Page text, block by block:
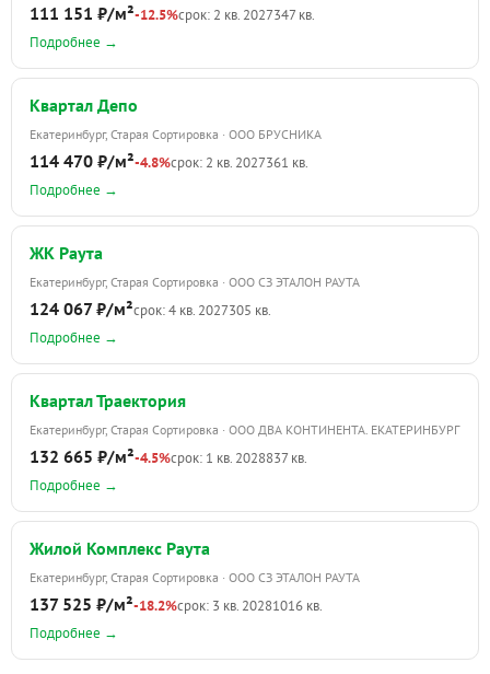
111 151 ₽/м²-12.5%срок: 2 кв. 2027347 кв.
Подробнее →
Квартал Депо
Екатеринбург, Старая Сортировка · ООО БРУСНИКА
114 470 ₽/м²-4.8%срок: 2 кв. 2027361 кв.
Подробнее →
ЖК Раута
Екатеринбург, Старая Сортировка · ООО СЗ ЭТАЛОН РАУТА
124 067 ₽/м²срок: 4 кв. 2027305 кв.
Подробнее →
Квартал Траектория
Екатеринбург, Старая Сортировка · ООО ДВА КОНТИНЕНТА. ЕКАТЕРИНБУРГ
132 665 ₽/м²-4.5%срок: 1 кв. 2028837 кв.
Подробнее →
Жилой Комплекс Раута
Екатеринбург, Старая Сортировка · ООО СЗ ЭТАЛОН РАУТА
137 525 ₽/м²-18.2%срок: 3 кв. 20281016 кв.
Подробнее →